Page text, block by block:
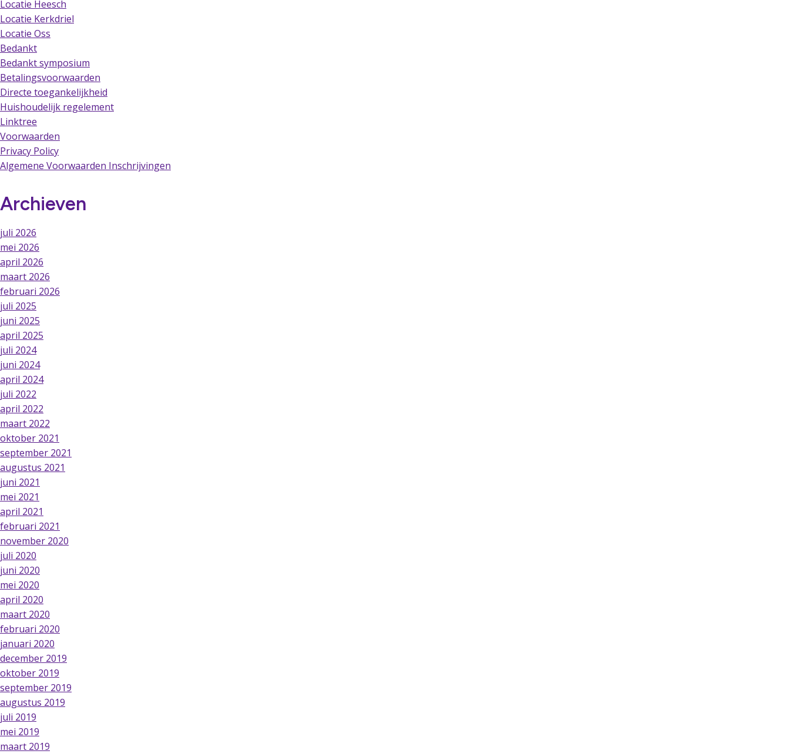
Locatie Heesch
Locatie Kerkdriel
Locatie Oss
Bedankt
Bedankt symposium
Betalingsvoorwaarden
Directe toegankelijkheid
Huishoudelijk regelement
Linktree
Voorwaarden
Privacy Policy
Algemene Voorwaarden Inschrijvingen
Archieven
juli 2026
mei 2026
april 2026
maart 2026
februari 2026
juli 2025
juni 2025
april 2025
juli 2024
juni 2024
april 2024
juli 2022
april 2022
maart 2022
oktober 2021
september 2021
augustus 2021
juni 2021
mei 2021
april 2021
februari 2021
november 2020
juli 2020
juni 2020
mei 2020
april 2020
maart 2020
februari 2020
januari 2020
december 2019
oktober 2019
september 2019
augustus 2019
juli 2019
mei 2019
maart 2019